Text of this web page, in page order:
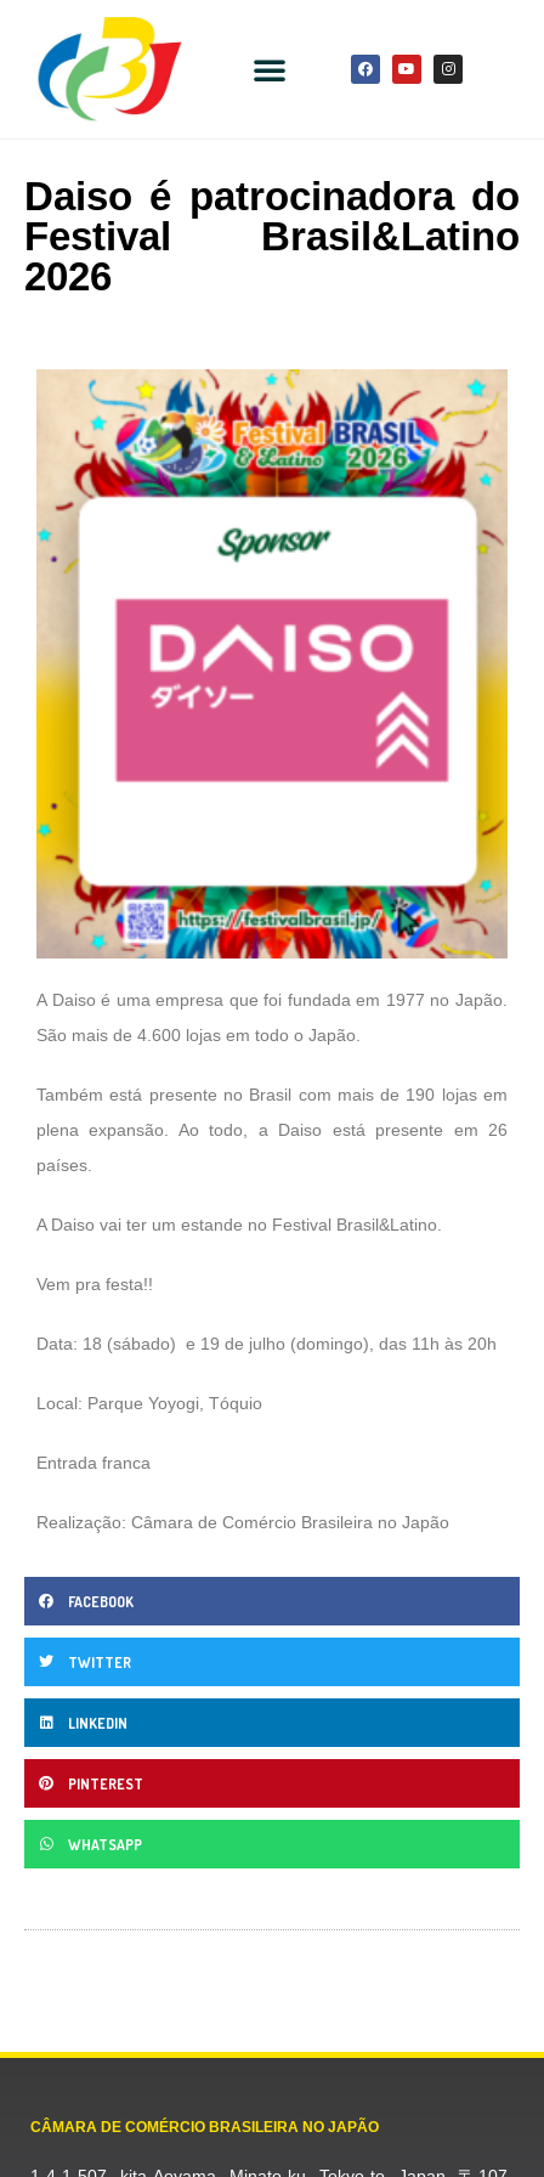
Daiso é patrocinadora do
Festival Brasil&Latino
2026
A Daiso é uma empresa que foi fundada em 1977 no Japão.
São mais de 4.600 lojas em todo o Japão.
Também está presente no Brasil com mais de 190 lojas em
plena expansão. Ao todo, a Daiso está presente em 26
países.
A Daiso vai ter um estande no Festival Brasil&Latino.
Vem pra festa!!
Data: 18 (sábado) e 19 de julho (domingo), das 11h às 20h
Local: Parque Yoyogi, Tóquio
Entrada franca
Realização: Câmara de Comércio Brasileira no Japão
FACEBOOK
TWITTER
LINKEDIN
PINTEREST
WHATSAPP
CÂMARA DE COMÉRCIO BRASILEIRA NO JAPÃO